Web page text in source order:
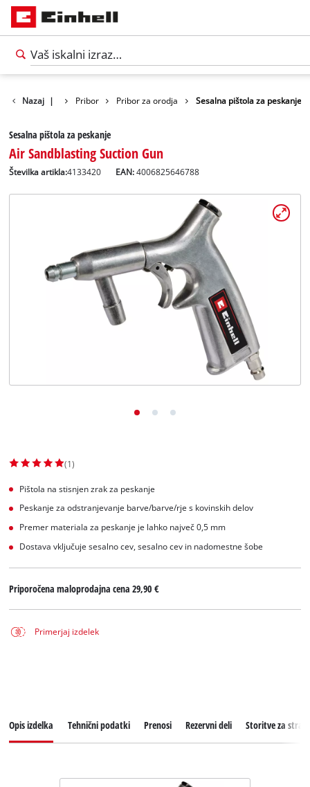
Nazaj | Pribor Pribor za orodja Sesalna pištola za peskanje
Sesalna pištola za peskanje
Air Sandblasting Suction Gun
Številka artikla:4133420 EAN:4006825646788
(1)
Pištola na stisnjen zrak za peskanje
Peskanje za odstranjevanje barve/barve/rje s kovinskih delov
Premer materiala za peskanje je lahko največ 0,5 mm
Dostava vključuje sesalno cev, sesalno cev in nadomestne šobe
Priporočena maloprodajna cena29,90 €
Primerjaj izdelek
Opis izdelka Tehnični podatki Prenosi Rezervni deli Storitve za